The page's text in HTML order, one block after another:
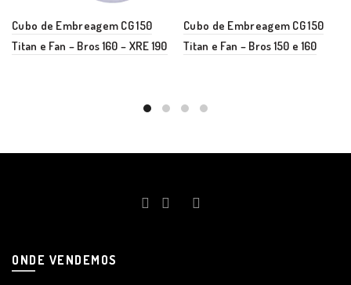
Cubo de Embreagem CG 150
Titan e Fan – Bros 160 – XRE 190
Cubo de Embreagem CG 150
Titan e Fan – Bros 150 e 160
ONDE VENDEMOS